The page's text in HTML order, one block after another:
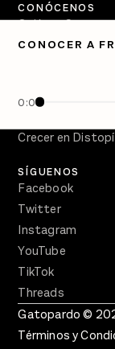
CONOCER A
0:00
CONÓCENOS
Quiénes Somos
Directorio
Semanario
Crecer en
SÍGUENOS
Facebook
Twitter
Instagram
YouTube
TikTok
Threads
Gatopardo ©
Términos y